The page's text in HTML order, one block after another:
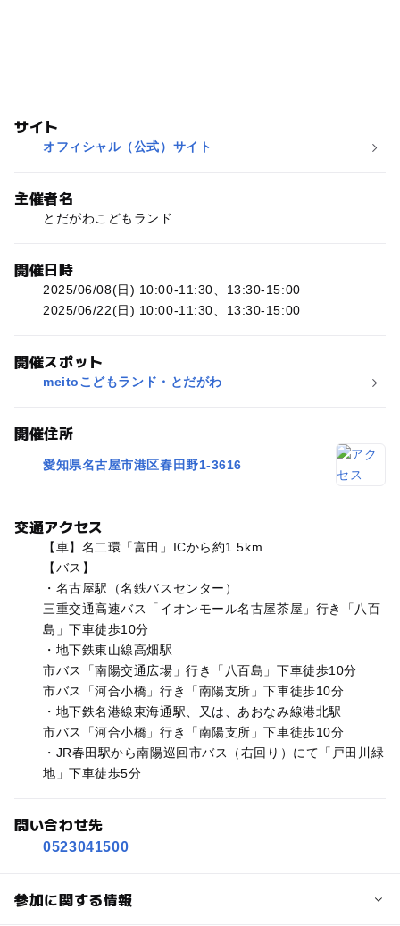
サイト
オフィシャル（公式）サイト
主催者名
とだがわこどもランド
開催日時
2025/06/08(日) 10:00-11:30、13:30-15:00
2025/06/22(日) 10:00-11:30、13:30-15:00
開催スポット
meitoこどもランド・とだがわ
開催住所
愛知県名古屋市港区春田野1-3616
交通アクセス
【車】名二環「富田」ICから約1.5km
【バス】
・名古屋駅（名鉄バスセンター）
三重交通高速バス「イオンモール名古屋茶屋」行き「八百
島」下車徒歩10分
・地下鉄東山線高畑駅
市バス「南陽交通広場」行き「八百島」下車徒歩10分
市バス「河合小橋」行き「南陽支所」下車徒歩10分
・地下鉄名港線東海通駅、又は、あおなみ線港北駅
市バス「河合小橋」行き「南陽支所」下車徒歩10分
・JR春田駅から南陽巡回市バス（右回り）にて「戸田川緑
地」下車徒歩5分
問い合わせ先
0523041500
参加に関する情報